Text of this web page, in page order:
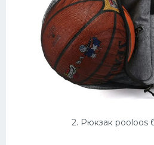
2. Рюкзак pooloos